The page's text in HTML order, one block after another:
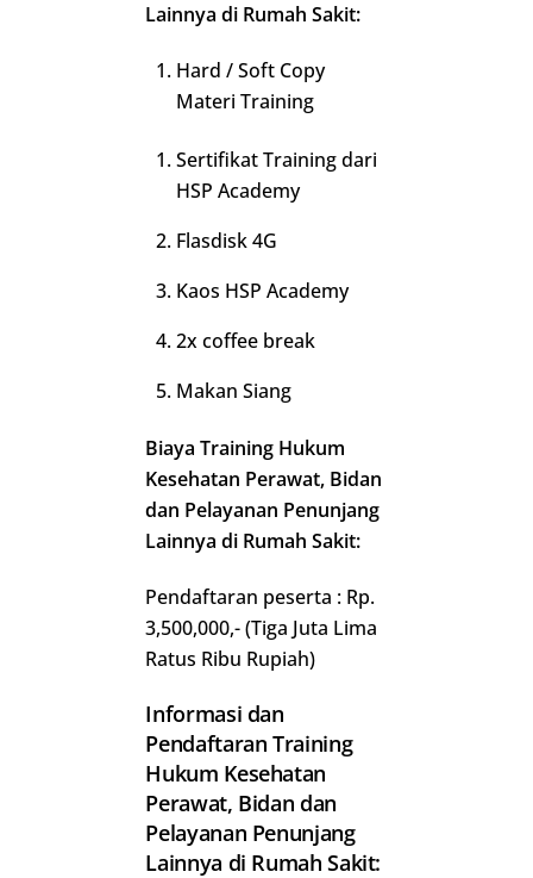
Lainnya di Rumah Sakit:
Hard / Soft Copy
Materi Training
Sertifikat Training dari
HSP Academy
Flasdisk 4G
Kaos HSP Academy
2x coffee break
Makan Siang
Biaya Training Hukum
Kesehatan Perawat, Bidan
dan Pelayanan Penunjang
Lainnya di Rumah Sakit:
Pendaftaran peserta : Rp.
3,500,000,- (Tiga Juta Lima
Ratus Ribu Rupiah)
Informasi dan
Pendaftaran Training
Hukum Kesehatan
Perawat, Bidan dan
Pelayanan Penunjang
Lainnya di Rumah Sakit: